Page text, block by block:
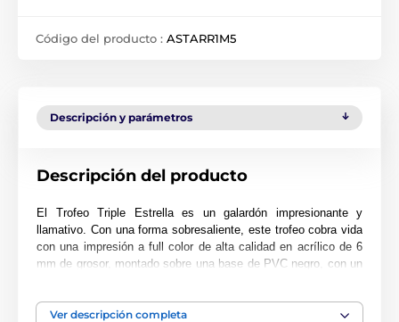
Código del producto : ASTARR1M5
Descripción y parámetros
Descripción del producto
El Trofeo Triple Estrella es un galardón impresionante y
llamativo. Con una forma sobresaliente, este trofeo cobra vida
con una impresión a full color de alta calidad en acrílico de 6
mm de grosor, montado sobre una base de PVC negro, con un
El premio también incluye una placa adhesiva de grabado
Ver descripción completa